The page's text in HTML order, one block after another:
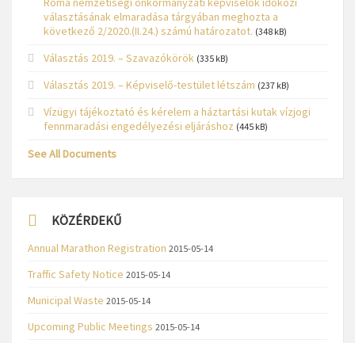
választásának elmaradása tárgyában meghozta a
következő 2/2020.(II.24.) számú határozatot. (348 kB)
Választás 2019. – Szavazókörök (335 kB)
Választás 2019. – Képviselő-testület létszám (237 kB)
Vízügyi tájékoztató és kérelem a háztartási kutak vízjogi
fennmaradási engedélyezési eljáráshoz (445 kB)
See All Documents
KÖZÉRDEKŰ
Annual Marathon Registration 2015-05-14
Traffic Safety Notice 2015-05-14
Municipal Waste 2015-05-14
Upcoming Public Meetings 2015-05-14